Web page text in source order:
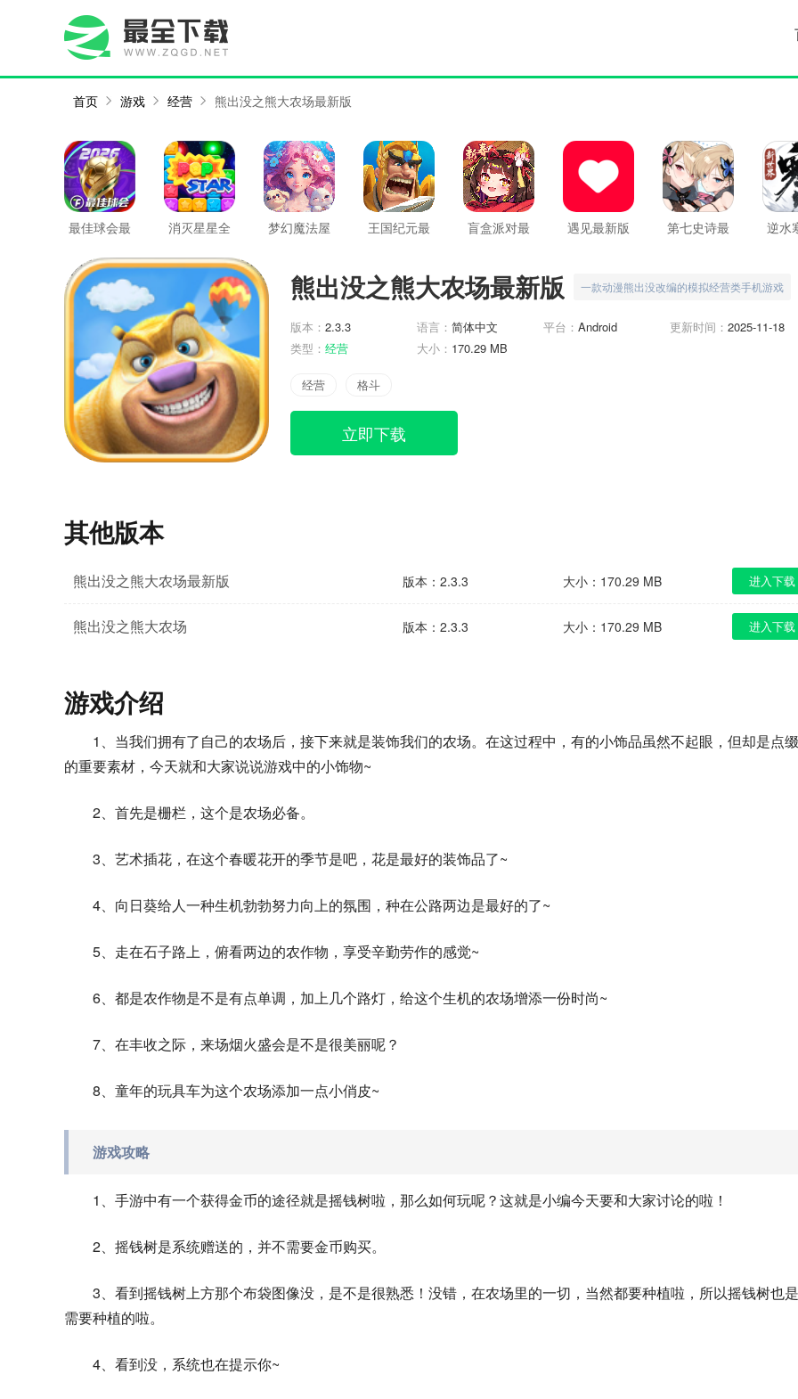
首页 游戏 经营 熊出没之熊大农场最新版
最佳球会最
消灭星星全
梦幻魔法屋
王国纪元最
盲盒派对最
遇见最新版
第七史诗最
逆水
熊出没之熊大农场最新版 一款动漫熊出没改编的模拟经营类手机游戏
版本： 2.3.3 语言： 简体中文 平台： Android 更新时间： 2025-11-18
类型： 经营 大小： 170.29 MB
经营 格斗
立即下载
其他版本
熊出没之熊大农场最新版 版本：2.3.3 大小：170.29 MB 进入下载
熊出没之熊大农场 版本：2.3.3 大小：170.29 MB 进入下载
游戏介绍
1、当我们拥有了自己的农场后，接下来就是装饰我们的农场。在这过程中，有的小饰品虽然不起眼，但却是点缀
的重要素材，今天就和大家说说游戏中的小饰物~
2、首先是栅栏，这个是农场必备。
3、艺术插花，在这个春暖花开的季节是吧，花是最好的装饰品了~
4、向日葵给人一种生机勃勃努力向上的氛围，种在公路两边是最好的了~
5、走在石子路上，俯看两边的农作物，享受辛勤劳作的感觉~
6、都是农作物是不是有点单调，加上几个路灯，给这个生机的农场增添一份时尚~
7、在丰收之际，来场烟火盛会是不是很美丽呢？
8、童年的玩具车为这个农场添加一点小俏皮~
游戏攻略
1、手游中有一个获得金币的途径就是摇钱树啦，那么如何玩呢？这就是小编今天要和大家讨论的啦！
2、摇钱树是系统赠送的，并不需要金币购买。
3、看到摇钱树上方那个布袋图像没，是不是很熟悉！没错，在农场里的一切，当然都要种植啦，所以摇钱树也是
需要种植的啦。
4、看到没，系统也在提示你~